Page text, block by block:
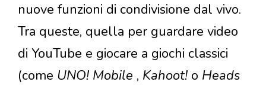
nuove funzioni di condivisione dal vivo.
Tra queste, quella per guardare video
di YouTube e giocare a giochi classici
(come UNO! Mobile , Kahoot! o Heads